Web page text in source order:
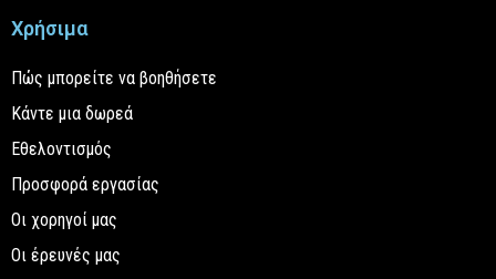
Χρήσιμα
Πώς μπορείτε να βοηθήσετε
Κάντε μια δωρεά
Εθελοντισμός
Προσφορά εργασίας
Οι χορηγοί μας
Οι έρευνές μας